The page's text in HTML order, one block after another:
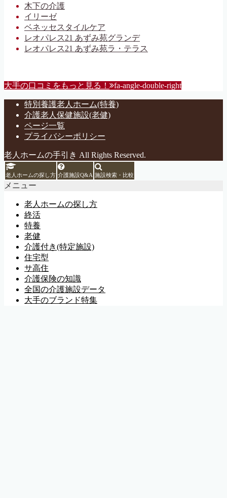
木下の介護
イリーゼ
ベネッセスタイルケア
レオパレス21 あずみ苑グランデ
レオパレス21 あずみ苑ラ・テラス
大手の口コミをもっと見る！ fa-angle-double-right
特別養護老人ホーム(特養)
介護老人保健施設(老健)
ページ一覧
プライバシーポリシー
老人ホームの手引き All Rights Reserved.
老人ホームの探し方 介護施設Q&A 施設検索・比較
メニュー
老人ホームの探し方
終活
特養
老健
介護付き(特定施設)
住宅型
サ高住
介護保険の知識
全国の介護施設データ
大手のブランド特集